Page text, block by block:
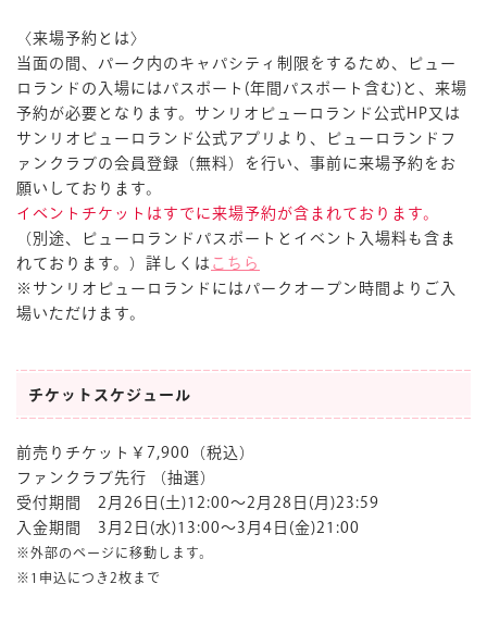
〈来場予約とは〉
当面の間、パーク内のキャパシティ制限をするため、ピュー
ロランドの入場にはパスポート(年間パスポート含む)と、来場
予約が必要となります。サンリオピューロランド公式HP又は
サンリオピューロランド公式アプリより、ピューロランドフ
ァンクラブの会員登録（無料）を行い、事前に来場予約をお
願いしております。
イベントチケットはすでに来場予約が含まれております。
（別途、ピューロランドパスポートとイベント入場料も含ま
れております。）詳しくは こちら
※サンリオピューロランドにはパークオープン時間よりご入
場いただけます。
チケットスケジュール
前売りチケット￥7,900（税込）
ファンクラブ先行 （抽選）
受付期間 2月26日(土)12:00～2月28日(月)23:59
入金期間 3月2日(水)13:00～3月4日(金)21:00
※外部のページに移動します。
※1申込につき2枚まで